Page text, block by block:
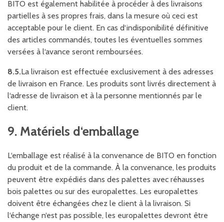
BITO est également habilitée à procéder à des livraisons
partielles à ses propres frais, dans la mesure où ceci est
acceptable pour le client. En cas d‘indisponibilité définitive
des articles commandés, toutes les éventuelles sommes
versées à l‘avance seront remboursées.
8.5.La livraison est effectuée exclusivement à des adresses
de livraison en France. Les produits sont livrés directement à
l‘adresse de livraison et à la personne mentionnés par le
client.
9. Matériels d‘emballage
L‘emballage est réalisé à la convenance de BITO en fonction
du produit et de la commande. À la convenance, les produits
peuvent être expédiés dans des palettes avec réhausses
bois palettes ou sur des europalettes. Les europalettes
doivent être échangées chez le client à la livraison. Si
l‘échange n‘est pas possible, les europalettes devront être